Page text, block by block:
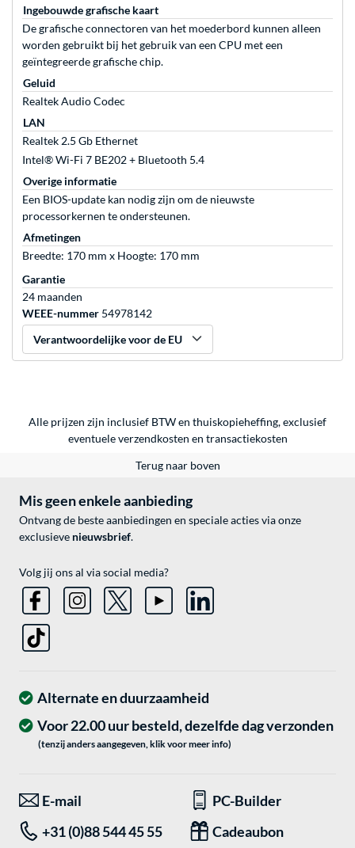
Ingebouwde grafische kaart
De grafische connectoren van het moederbord kunnen alleen
worden gebruikt bij het gebruik van een CPU met een
geïntegreerde grafische chip.
Geluid
Realtek Audio Codec
LAN
Realtek 2.5 Gb Ethernet
Intel® Wi-Fi 7 BE202 + Bluetooth 5.4
Overige informatie
Een BIOS-update kan nodig zijn om de nieuwste
processorkernen te ondersteunen.
Afmetingen
Breedte: 170 mm x Hoogte: 170 mm
Garantie
24 maanden
WEEE-nummer 54978142
Verantwoordelijke voor de EU
Alle prijzen zijn inclusief BTW en thuiskopieheffing, exclusief
eventueleverzendkosten en transactiekosten
Terug naar boven
Mis geen enkele aanbieding
Ontvang de beste aanbiedingen en speciale acties via onze
exclusieve nieuwsbrief.
Volg jij ons al via social media?
Alternate en duurzaamheid
Voor 22.00 uur besteld, dezelfde dag verzonden
(tenzij anders aangegeven, klik voor meer info)
E-mail
PC-Builder
+31 (0)88 544 45 55
Cadeaubon